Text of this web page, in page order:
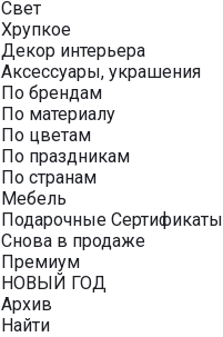
Свет
Хрупкое
Декор интерьера
Аксессуары, украшения
По брендам
По материалу
По цветам
По праздникам
По странам
Мебель
Подарочные Сертификаты
Снова в продаже
Премиум
НОВЫЙ ГОД
Архив
Найти